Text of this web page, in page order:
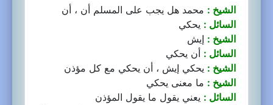
الشيخ : محمد هل يجب على المسلم أن ، أن
السائل : يحكي
الشيخ : إيش
السائل : أن يحكي
الشيخ : يحكي إيش ، أن يحكي مع كل مؤذن
الشيخ : ما معنى يحكي
السائل : يعني يقول ما يقول المؤذن